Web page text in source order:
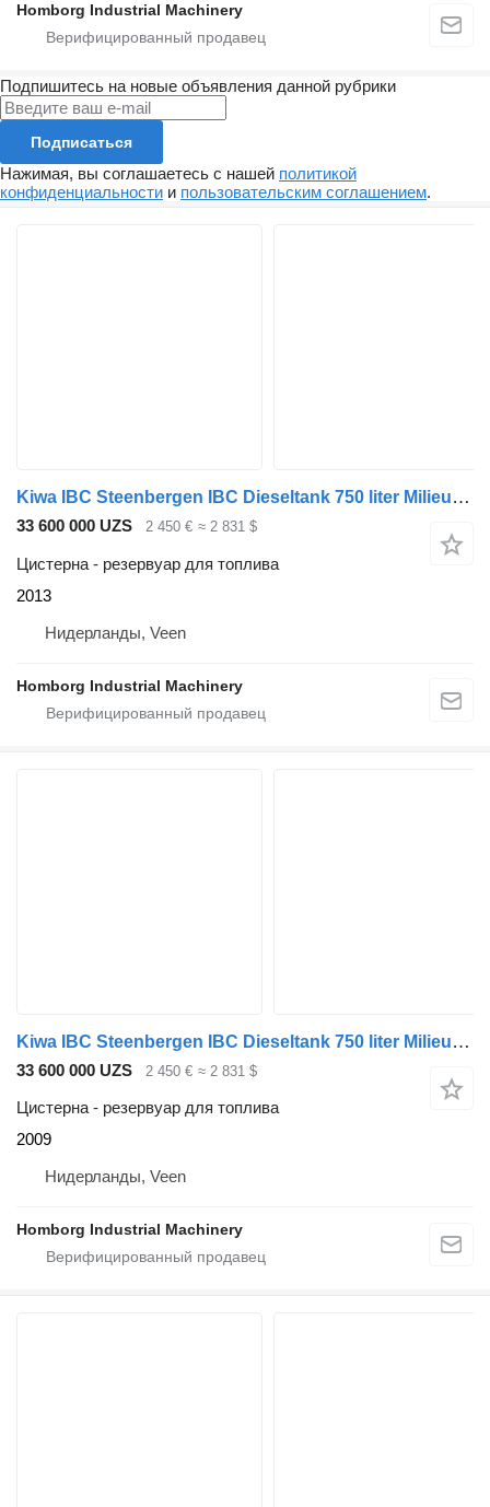
Homborg Industrial Machinery
Подпишитесь на новые объявления данной рубрики
Подписаться
Нажимая, вы соглашаетесь с нашей политикой
конфиденциальности и пользовательским соглашением.
Kiwa IBC Steenbergen IBC Dieseltank 750 liter Milieutank met handpomp
33 600 000 UZS 2 450 € ≈ 2 831 $
Цистерна - резервуар для топлива
2013
Нидерланды, Veen
Homborg Industrial Machinery
Kiwa IBC Steenbergen IBC Dieseltank 750 liter Milieutank met handpomp
33 600 000 UZS 2 450 € ≈ 2 831 $
Цистерна - резервуар для топлива
2009
Нидерланды, Veen
Homborg Industrial Machinery